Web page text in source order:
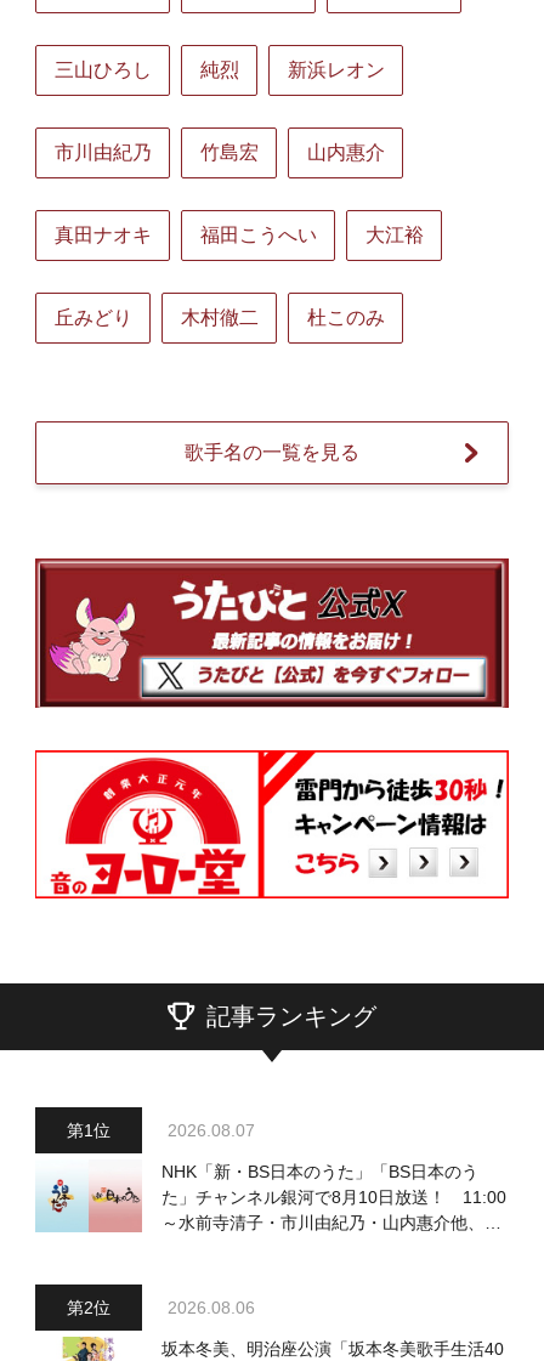
三山ひろし 純烈 新浜レオン
市川由紀乃 竹島宏 山内惠介
真田ナオキ 福田こうへい 大江裕
丘みどり 木村徹二 杜このみ
歌手名の一覧を見る
記事ランキング
2026.08.07
NHK「新・BS日本のうた」「BS日本のう
た」チャンネル銀河で8月10日放送！ 11:00
～水前寺清子・市川由紀乃・山内惠介他、
2026.08.06
坂本冬美、明治座公演「坂本冬美歌手生活40